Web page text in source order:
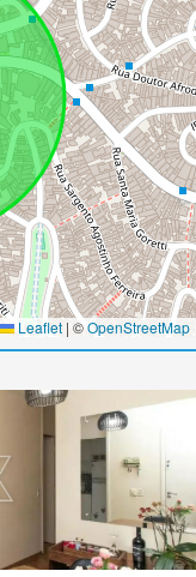
Leaflet | ©OpenStreetMap